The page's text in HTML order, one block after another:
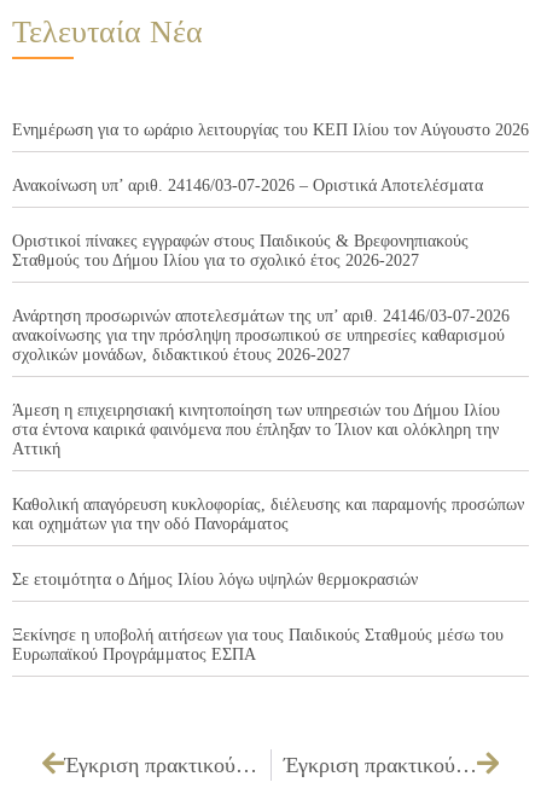
Τελευταία Νέα
Ενημέρωση για το ωράριο λειτουργίας του ΚΕΠ Ιλίου τον Αύγουστο 2026
Ανακοίνωση υπ’ αριθ. 24146/03-07-2026 – Οριστικά Αποτελέσματα
Οριστικοί πίνακες εγγραφών στους Παιδικούς & Βρεφονηπιακούς
Σταθμούς του Δήμου Ιλίου για το σχολικό έτος 2026-2027
Ανάρτηση προσωρινών αποτελεσμάτων της υπ’ αριθ. 24146/03-07-2026
ανακοίνωσης για την πρόσληψη προσωπικού σε υπηρεσίες καθαρισμού
σχολικών μονάδων, διδακτικού έτους 2026-2027
Άμεση η επιχειρησιακή κινητοποίηση των υπηρεσιών του Δήμου Ιλίου
στα έντονα καιρικά φαινόμενα που έπληξαν το Ίλιον και ολόκληρη την
Αττική
Καθολική απαγόρευση κυκλοφορίας, διέλευσης και παραμονής προσώπων
και οχημάτων για την οδό Πανοράματος
Σε ετοιμότητα ο Δήμος Ιλίου λόγω υψηλών θερμοκρασιών
Ξεκίνησε η υποβολή αιτήσεων για τους Παιδικούς Σταθμούς μέσω του
Ευρωπαϊκού Προγράμματος ΕΣΠΑ
Έγκριση πρακτικού δημοπρασίας της επιτροπής διενέργειας του διαγωνισμού που αφορά τις «Εργασίες Αποψίλωσης και Καθαρισμού κοινοχρήστων χώρων και οικοπέδων του Δήμου» Έγκριση πρακτικού δημοπρασίας της επιτροπής διενέργειας του διαγωνισμού για την «Προμήθεια παγκακιών κοινοχρήστων χώρων»